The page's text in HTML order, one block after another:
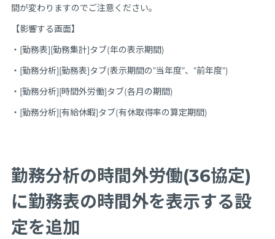
間が変わりますのでご注意ください。
【影響する画面】
・[勤務表][勤務集計]タブ(年の表示期間)
・[勤務分析][勤務表]タブ(表示期間の”当年度”、”前年度”)
・[勤務分析][時間外労働]タブ(各月の期間)
・[勤務分析][有給休暇]タブ(有休取得率の算定期間)
勤務分析の時間外労働(36協定)
に勤務表の時間外を表示する設
定を追加